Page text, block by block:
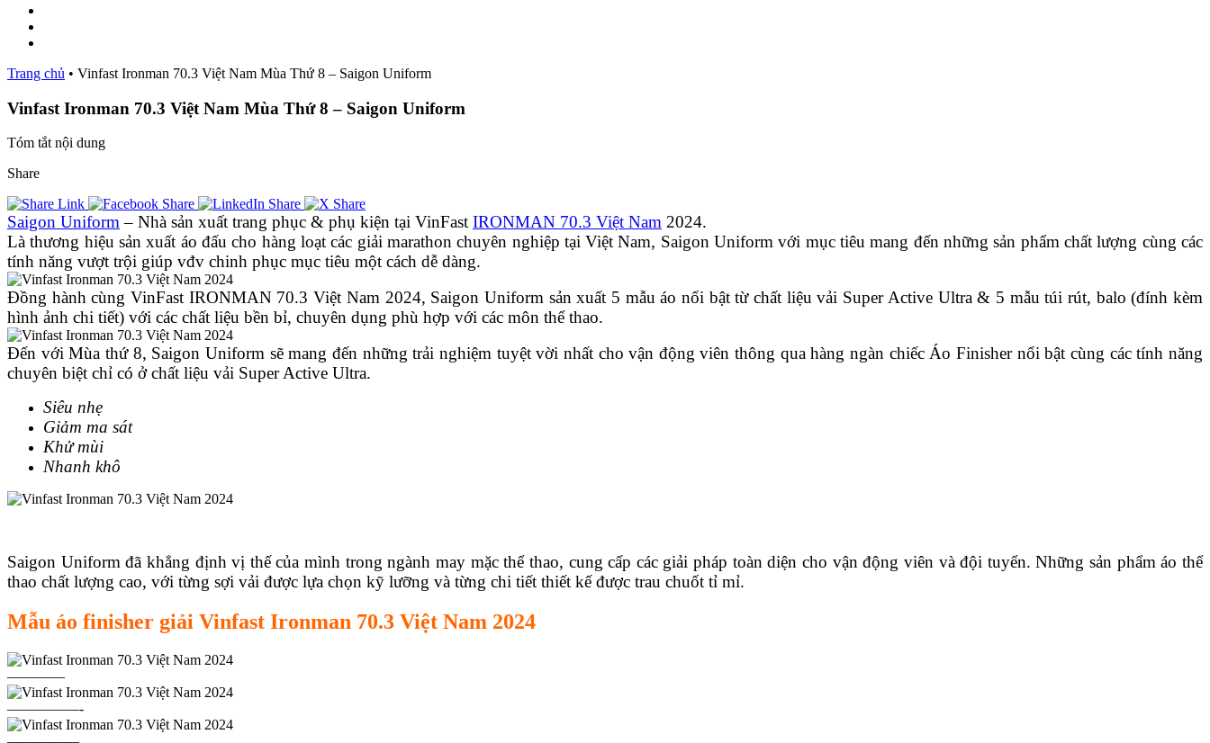
Trang chủ • Vinfast Ironman 70.3 Việt Nam Mùa Thứ 8 – Saigon Uniform
Vinfast Ironman 70.3 Việt Nam Mùa Thứ 8 – Saigon Uniform
Tóm tắt nội dung
Share
Saigon Uniform– Nhà sản xuất trang phục & phụ kiện tại VinFast IRONMAN 70.3 Việt Nam 2024.
Là thương hiệu sản xuất áo đấu cho hàng loạt các giải marathon chuyên nghiệp tại Việt Nam, Saigon Uniform với mục tiêu mang đến những sản phẩm chất lượng cùng các
tính năng vượt trội giúp vđv chinh phục mục tiêu một cách dễ dàng.
Đồng hành cùng VinFast IRONMAN 70.3 Việt Nam 2024, Saigon Uniform sản xuất 5 mẫu áo nổi bật từ chất liệu vải Super Active Ultra & 5 mẫu túi rút, balo (đính kèm
hình ảnh chi tiết) với các chất liệu bền bỉ, chuyên dụng phù hợp với các môn thể thao.
Đến với Mùa thứ 8, Saigon Uniform sẽ mang đến những trải nghiệm tuyệt vời nhất cho vận động viên thông qua hàng ngàn chiếc Áo Finisher nổi bật cùng các tính năng
chuyên biệt chỉ có ở chất liệu vải Super Active Ultra.
Siêu nhẹ
Giảm ma sát
Khử mùi
Nhanh khô
Saigon Uniform đã khẳng định vị thế của mình trong ngành may mặc thể thao, cung cấp các giải pháp toàn diện cho vận động viên và đội tuyển. Những sản phẩm áo thể
thao chất lượng cao, với từng sợi vải được lựa chọn kỹ lưỡng và từng chi tiết thiết kế được trau chuốt tỉ mỉ.
Mẫu áo finisher giải Vinfast Ironman 70.3 Việt Nam 2024
————
—————-